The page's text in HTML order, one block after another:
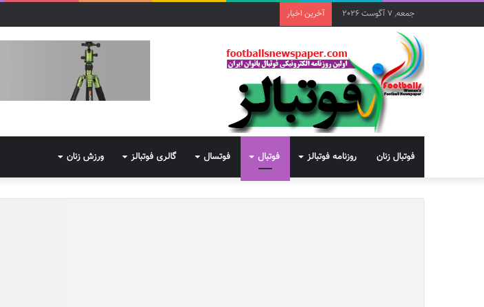
جمعه, 7 آگوست 2026 آخرین اخبار
فوتبال زنان روزنامه فوتبالز فوتبال فوتسال گالری فوتبالز ورزش زنان